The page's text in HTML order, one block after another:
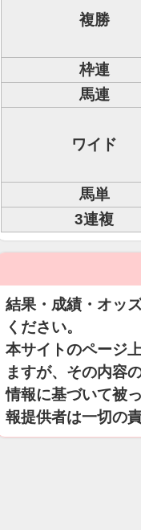
複勝
枠連
馬連
ワイド
馬単
3連複
結果・成績・オッ
ください。
本サイトのページ
ますが、その内容
情報に基づいて被
報提供者は一切の